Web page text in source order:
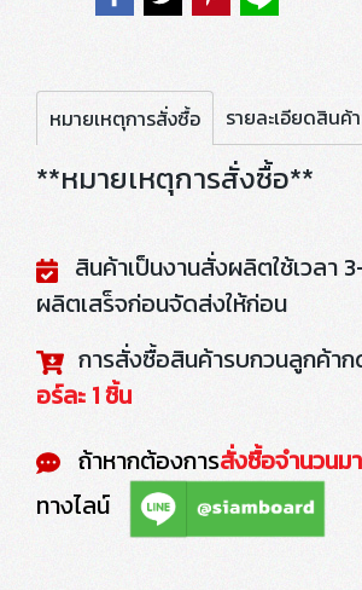
หมายเหตุการสั่งซื้อ รายละเอียดสินค้า
**หมายเหตุการสั่งซื้อ**
สินค้าเป็นงานสั่งผลิตใช้เวลา
ผลิตเสร็จก่อนจัดส่งให้ก่อน
การสั่งซื้อสินค้ารบกวนลูกค้า
อร์ละ 1 ชิ้น
ถ้าหากต้องการสั่งซื้อจำนวนม
ทางไลน์